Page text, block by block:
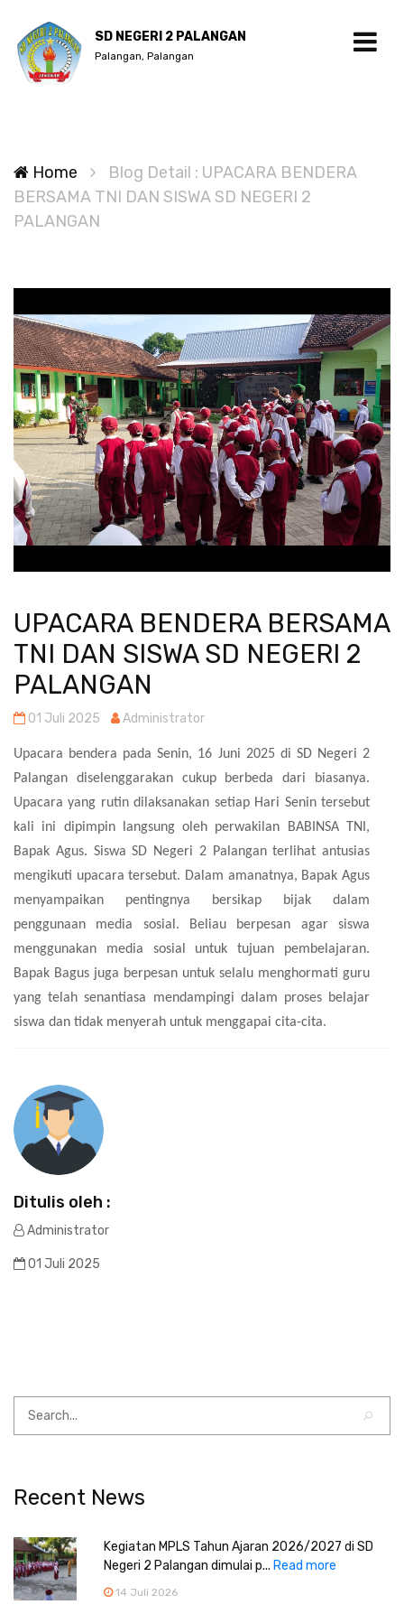
SD NEGERI 2 PALANGAN
Palangan, Palangan
Home
Blog Detail : UPACARA BENDERA
BERSAMA TNI DAN SISWA SD NEGERI 2
PALANGAN
UPACARA BENDERA BERSAMA
TNI DAN SISWA SD NEGERI 2
PALANGAN
01 Juli 2025 Administrator
Upacara bendera pada Senin, 16 Juni 2025 di SD Negeri 2
Palangan diselenggarakan cukup berbeda dari biasanya.
Upacara yang rutin dilaksanakan setiap Hari Senin tersebut
kali ini dipimpin langsung oleh perwakilan BABINSA TNI,
Bapak Agus. Siswa SD Negeri 2 Palangan terlihat antusias
mengikuti upacara tersebut. Dalam amanatnya, Bapak Agus
menyampaikan pentingnya bersikap bijak dalam
penggunaan media sosial. Beliau berpesan agar siswa
menggunakan media sosial untuk tujuan pembelajaran.
Bapak Bagus juga berpesan untuk selalu menghormati guru
yang telah senantiasa mendampingi dalam proses belajar
siswa dan tidak menyerah untuk menggapai cita-cita.
Ditulis oleh :
Administrator
01 Juli 2025
Recent News
Kegiatan MPLS Tahun Ajaran 2026/2027 di SD
Negeri 2 Palangan dimulai p... Read more
14 Juli 2026